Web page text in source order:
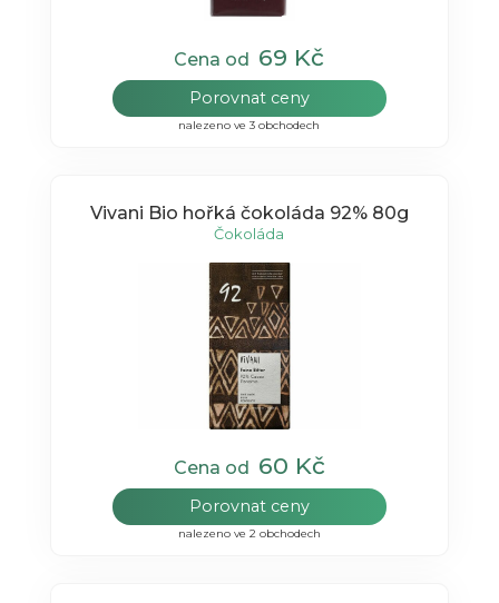
Cena od 69 Kč
Porovnat ceny
nalezeno ve 3 obchodech
Vivani Bio hořká čokoláda 92% 80g
Čokoláda
Cena od 60 Kč
Porovnat ceny
nalezeno ve 2 obchodech